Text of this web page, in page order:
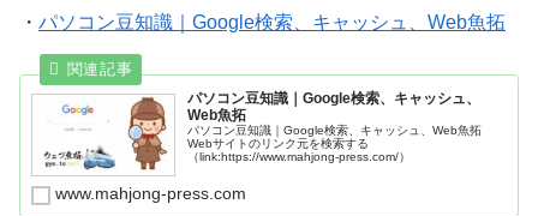
・ パソコン豆知識｜Google検索、キャッシュ、Web魚拓
パソコン豆知識｜Google検索、キャッシュ、
Web魚拓
パソコン豆知識｜Google検索、キャッシュ、Web魚拓
Webサイトのリンク元を検索する
（link:https://www.mahjong-press.com/）
www.mahjong-press.com